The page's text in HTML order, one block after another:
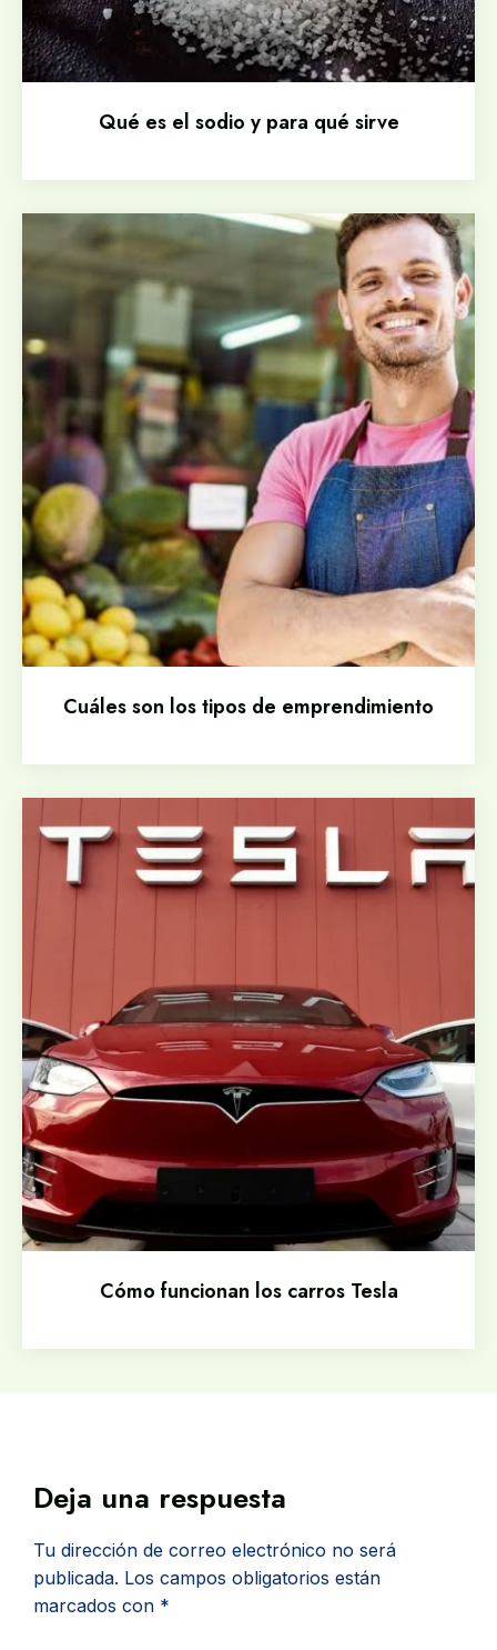
Qué es el sodio y para qué sirve
Cuáles son los tipos de emprendimiento
Cómo funcionan los carros Tesla
Deja una respuesta
Tu dirección de correo electrónico no será
publicada. Los campos obligatorios están
marcados con *